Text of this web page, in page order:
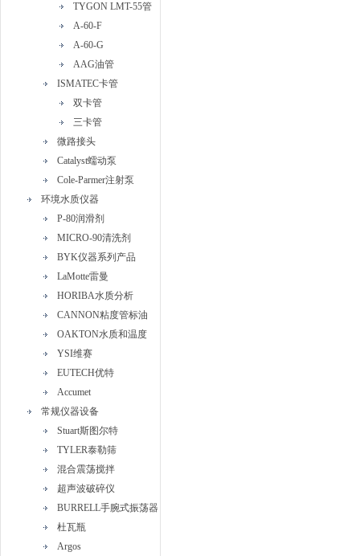
TYGON LMT-55管
A-60-F
A-60-G
AAG油管
ISMATEC卡管
双卡管
三卡管
微路接头
Catalyst蠕动泵
Cole-Parmer注射泵
环境水质仪器
P-80润滑剂
MICRO-90清洗剂
BYK仪器系列产品
LaMotte雷曼
HORIBA水质分析
CANNON粘度管标油
OAKTON水质和温度
YSI维赛
EUTECH优特
Accumet
常规仪器设备
Stuart斯图尔特
TYLER泰勒筛
混合震荡搅拌
超声波破碎仪
BURRELL手腕式振荡器
杜瓦瓶
Argos